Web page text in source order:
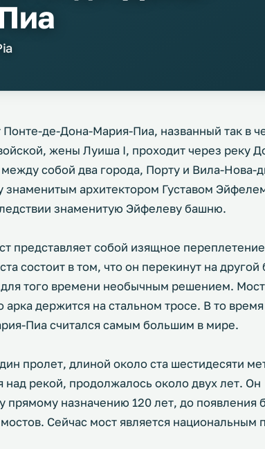
де-Дона-Мария-Пиа, названный так в
жены Луиша I, проходит через реку
собой два города, Порту и Вила-Нова-
знаменитым архитектором Густавом
знаменитую Эйфелеву башню.
представляет собой изящное
состоит в том, что он перекинут на другой
для того времени необычным решением.
арка держится на стальном тросе. В то
Пиа считался самым большим в мире.
пролет, длиной около ста шестидесяти
рекой, продолжалось около двух лет. Он
прямому назначению 120 лет, до появления
Сейчас мост является национальным